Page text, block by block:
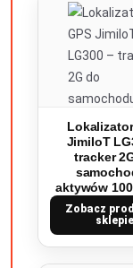
JimiIoT
tracker
aktywów
Zobacz
sklepie